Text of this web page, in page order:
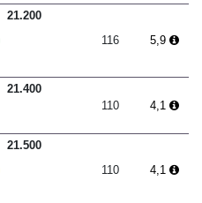
21.200
116
5,9
21.400
110
4,1
21.500
110
4,1